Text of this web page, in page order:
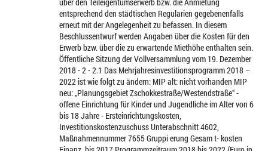
entsprechend den städtischen Regularien gegebenenfalls
erneut mit der Angelegenheit zu befassen. In diesem
Beschlussentwurf werden Angaben über die Kosten für den
Erwerb bzw. über die zu erwartende Miethöhe enthalten sein.
Öffentliche Sitzung der Vollversammlung vom 19. Dezember
2018 - 2 - 2.1 Das Mehrjahresinvestitionsprogramm 2018 –
2022 ist wie folgt zu ändern: MIP alt: nicht vorhanden MIP
neu: „Planungsgebiet Zschokkestraße/Westendstraße“ -
offene Einrichtung für Kinder und Jugendliche im Alter von 6
bis 18 Jahre - Ersteinrichtungskosten,
Investitionskostenzuschuss Unterabschnitt 4602,
Maßnahmennummer 7655 Gruppi erung Gesam t- kosten